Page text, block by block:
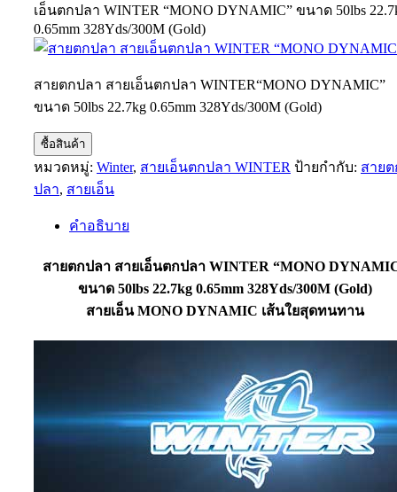
เอ็นตกปลา WINTER “MONO DYNAMIC” ขนาด 50lbs
0.65mm 328Yds/300M (Gold)
สายตกปลา สายเอ็นตกปลา WINTER“MONO DYNAMIC”
ขนาด 50lbs 22.7kg 0.65mm 328Yds/300M (Gold)
ซื้อสินค้า
หมวดหมู่: Winter, สายเอ็นตกปลา WINTER ป้ายกำกับ: สาย
ปลา, สายเอ็น
คำอธิบาย
สายตกปลา สายเอ็นตกปลา WINTER “MONO
ขนาด 50lbs 22.7kg 0.65mm 328Yds/300M (Gold)
สายเอ็น MONO DYNAMIC เส้นใยสุดทนทาน